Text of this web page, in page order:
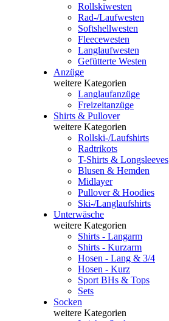
Rollskiwesten
Rad-/Laufwesten
Softshellwesten
Fleecewesten
Langlaufwesten
Gefütterte Westen
Anzüge
weitere Kategorien
Langlaufanzüge
Freizeitanzüge
Shirts & Pullover
weitere Kategorien
Rollski-/Laufshirts
Radtrikots
T-Shirts & Longsleeves
Blusen & Hemden
Midlayer
Pullover & Hoodies
Ski-/Langlaufshirts
Unterwäsche
weitere Kategorien
Shirts - Langarm
Shirts - Kurzarm
Hosen - Lang & 3/4
Hosen - Kurz
Sport BHs & Tops
Sets
Socken
weitere Kategorien